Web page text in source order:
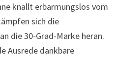
knallt erbarmungslos vom
sich die
die 30-Grad-Marke heran.
Ausrede dankbare